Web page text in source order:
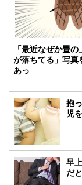
「最近なぜか畳の
が落ちてる」写
あっ
抱
児
早
だ